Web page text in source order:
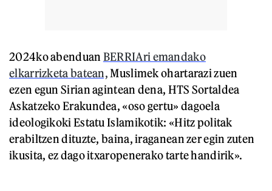
2024ko abenduan BERRIAri emandako
elkarrizketa batean,Muslimek ohartarazi zuen
ezen egun Sirian agintean dena, HTS Sortaldea
Askatzeko Erakundea, «oso gertu» dagoela
ideologikoki Estatu Islamikotik: «Hitz politak
erabiltzen dituzte, baina, iraganean zer egin zuten
ikusita, ez dago itxaropenerako tarte handirik».